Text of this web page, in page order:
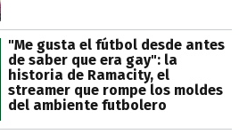
"Me gusta el fútbol desde antes
de saber que era gay": la
historia de Ramacity, el
streamer que rompe los moldes
del ambiente futbolero